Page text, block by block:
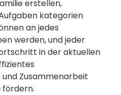
erstellen,
kategorien
an jedes
werden, und jeder
in der aktuellen
Zusammenarbeit
fördern.